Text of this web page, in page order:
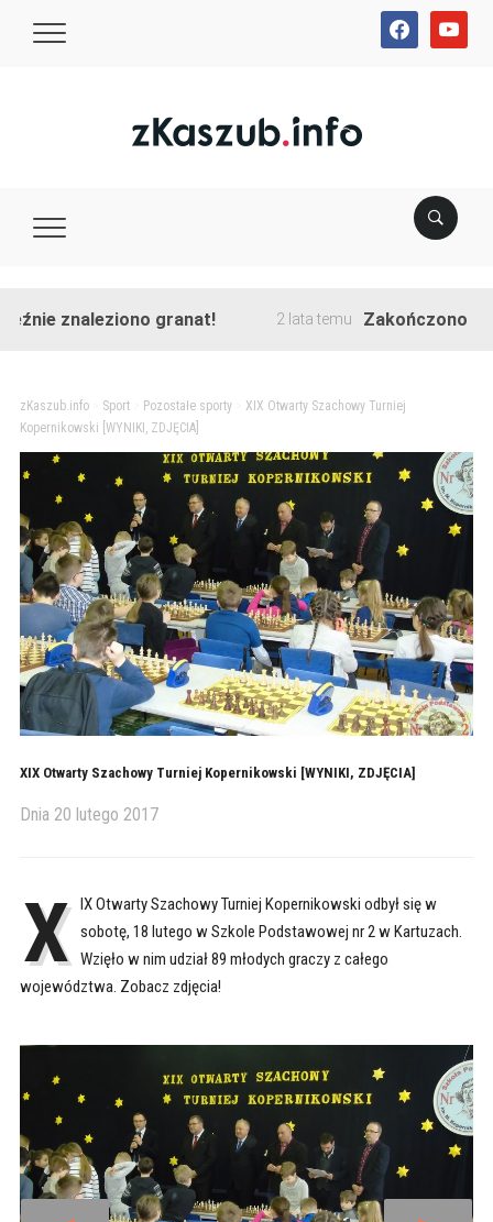
facebookyoutube
znaleziono granat! 2 lata temu Zakończono
zKaszub.info> Sport> Pozostałe sporty> XIX Otwarty Szachowy Turniej
Kopernikowski [WYNIKI, ZDJĘCIA]
XIX Otwarty Szachowy Turniej Kopernikowski [WYNIKI, ZDJĘCIA]
Dnia 20 lutego 2017
X IX Otwarty Szachowy Turniej Kopernikowski odbył się w
sobotę, 18 lutego w Szkole Podstawowej nr 2 w Kartuzach.
Wzięło w nim udział 89 młodych graczy z całego
województwa. Zobacz zdjęcia!